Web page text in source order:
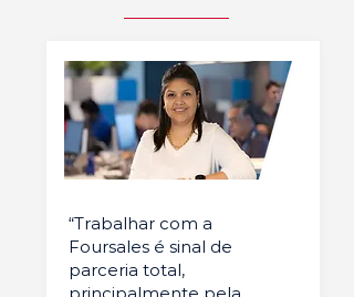
“Trabalhar com a
Foursales é sinal de
parceria total,